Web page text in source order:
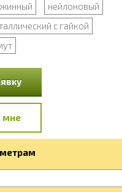
нейлоновый
с гайкой
мне